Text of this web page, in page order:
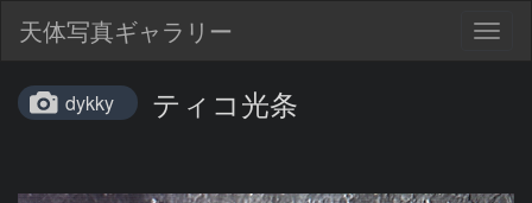
天体写真ギャラリー
dykky ティコ光条